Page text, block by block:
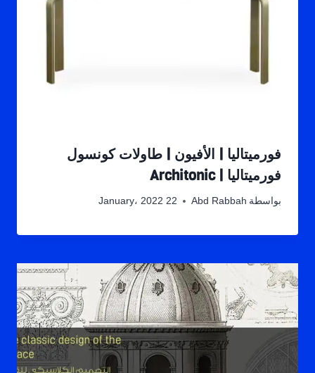
فورميتاليا | الأفيون | طاولات كونسول
فورميتاليا | Architonic
بواسطة Abd Rabbah 22 January، 2022